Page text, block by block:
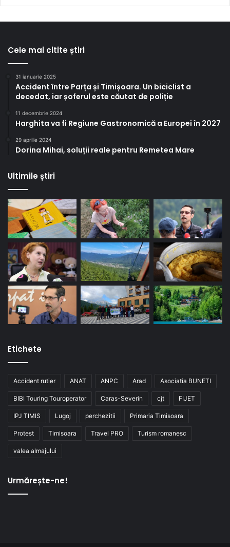
Cele mai citite știri
31 ianuarie 2025
Accident între Parța și Timișoara. Un biciclist a
decedat, iar șoferul este căutat de poliție
11 decembrie 2024
Harghita va fi Regiune Gastronomică a Europei în 2027
29 aprilie 2024
Dorina Mihai, soluții reale pentru Remetea Mare
Ultimile știri
Etichete
Accident rutier ANAT ANPC Arad Asociatia BUNETI
BIBI Touring Touroperator Caras-Severin cjt FIJET
IPJ TIMIS Lugoj perchezitii Primaria Timisoara
Protest Timisoara Travel PRO Turism romanesc
valea almajului
Urmărește-ne!